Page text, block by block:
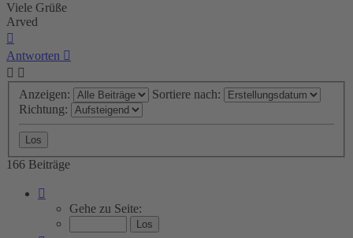
Viele Grüße
Arved
oben
Antworten
Anzeigen:
Sortiere nach:
Richtung:
166 Beiträge
12
von
Gehe zu Seite: